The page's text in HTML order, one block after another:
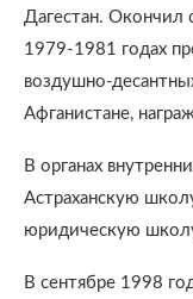
Дагестан. Окончил
1979-1981 годах
воздушно-
Афганистане,
В органах
Астраханскую
юридическую
В сентябре 1998